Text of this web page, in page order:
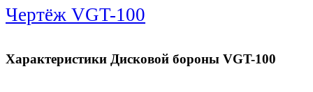
Чертёж VGT-100
Характеристики Дисковой бороны VGT-100